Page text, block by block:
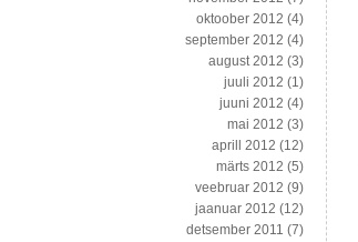
oktoober 2012 (4)
september 2012 (4)
august 2012 (3)
juuli 2012 (1)
juuni 2012 (4)
mai 2012 (3)
aprill 2012 (12)
märts 2012 (5)
veebruar 2012 (9)
jaanuar 2012 (12)
detsember 2011 (7)